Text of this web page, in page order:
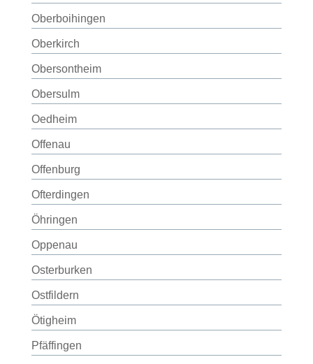
Oberboihingen
Oberkirch
Obersontheim
Obersulm
Oedheim
Offenau
Offenburg
Ofterdingen
Öhringen
Oppenau
Osterburken
Ostfildern
Ötigheim
Pfäffingen